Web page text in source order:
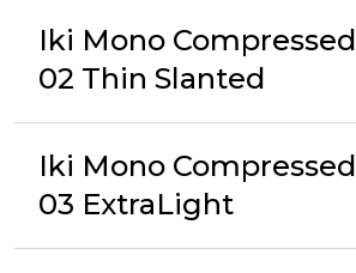
Iki Mono Compressed
02 Thin Slanted
Iki Mono Compressed
03 ExtraLight